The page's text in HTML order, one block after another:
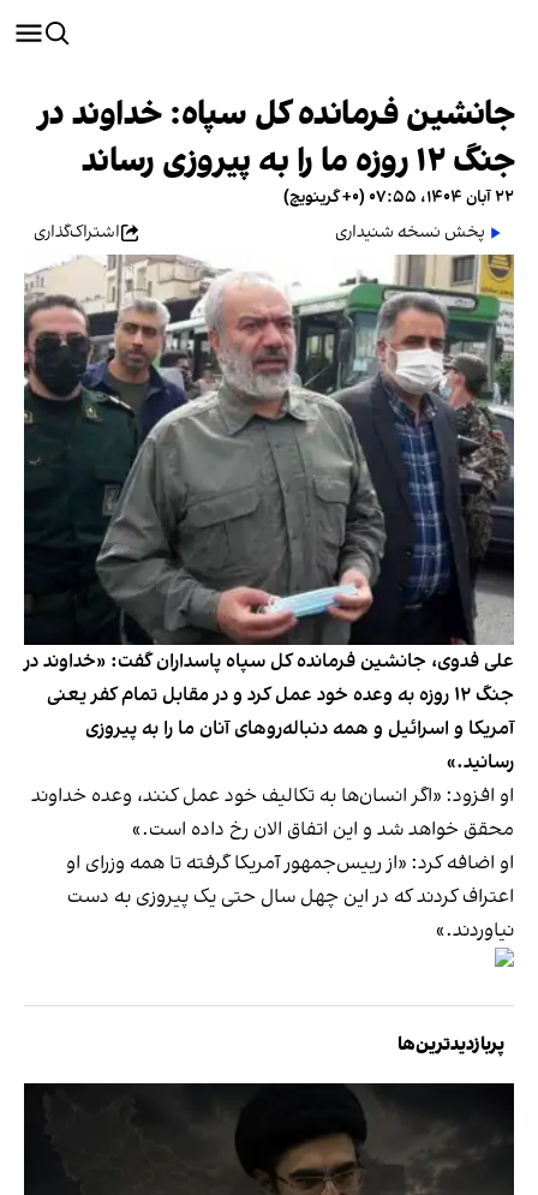
جانشین فرمانده کل سپاه: خداوند در
جنگ ۱۲ روزه ما را به پیروزی رساند
۲۲ آبان ۱۴۰۴، ۰۷:۵۵ (‎+۰ گرینویچ)
پخش نسخه شنیداری
اشتراک‌گذاری
علی فدوی، جانشین فرمانده کل سپاه پاسداران گفت: «خداوند در
جنگ ۱۲ روزه به وعده خود عمل کرد و در مقابل تمام کفر یعنی
آمریکا و اسرائیل و همه دنباله‌روهای آنان ما را به پیروزی
رسانید.»
او افزود: «اگر انسان‌ها به تکالیف خود عمل کنند، وعده خداوند
محقق خواهد شد و این اتفاق الان رخ داده است.»
او اضافه کرد: «از رییس‌جمهور آمریکا گرفته تا همه وزرای او
اعتراف کردند که در این چهل سال حتی یک پیروزی به دست
نیاوردند.»
پربازدیدترین‌ها